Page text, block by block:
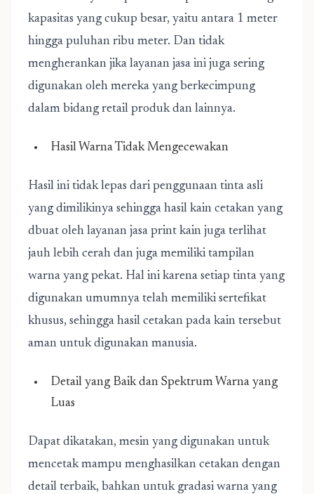
kapasitas yang cukup besar, yaitu antara 1 meter
hingga puluhan ribu meter. Dan tidak
mengherankan jika layanan jasa ini juga sering
digunakan oleh mereka yang berkecimpung
dalam bidang retail produk dan lainnya.
Hasil Warna Tidak Mengecewakan
Hasil ini tidak lepas dari penggunaan tinta asli
yang dimilikinya sehingga hasil kain cetakan yang
dbuat oleh layanan jasa print kain juga terlihat
jauh lebih cerah dan juga memiliki tampilan
warna yang pekat. Hal ini karena setiap tinta yang
digunakan umumnya telah memiliki sertefikat
khusus, sehingga hasil cetakan pada kain tersebut
aman untuk digunakan manusia.
Detail yang Baik dan Spektrum Warna yang
Luas
Dapat dikatakan, mesin yang digunakan untuk
mencetak mampu menghasilkan cetakan dengan
detail terbaik, bahkan untuk gradasi warna yang